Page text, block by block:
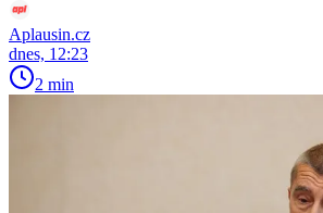
Aplausin.cz
dnes, 12:23
2 min